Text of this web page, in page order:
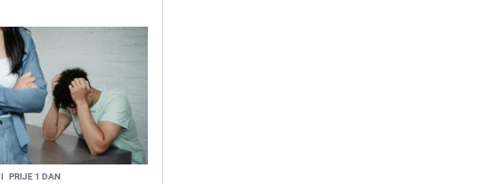
I PRIJE 1 DAN